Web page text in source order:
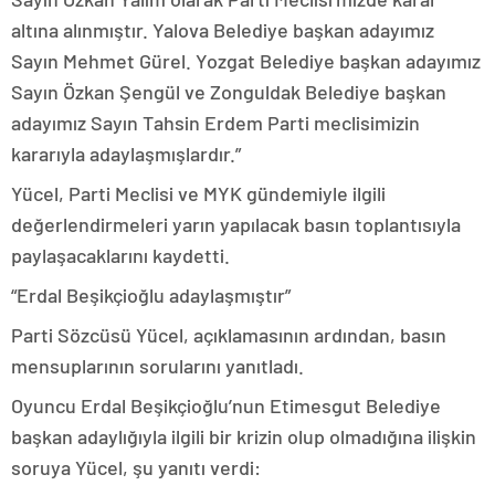
altına alınmıştır. Yalova Belediye başkan adayımız
Sayın Mehmet Gürel. Yozgat Belediye başkan adayımız
Sayın Özkan Şengül ve Zonguldak Belediye başkan
adayımız Sayın Tahsin Erdem Parti meclisimizin
kararıyla adaylaşmışlardır.”
Yücel, Parti Meclisi ve MYK gündemiyle ilgili
değerlendirmeleri yarın yapılacak basın toplantısıyla
paylaşacaklarını kaydetti.
“Erdal Beşikçioğlu adaylaşmıştır”
Parti Sözcüsü Yücel, açıklamasının ardından, basın
mensuplarının sorularını yanıtladı.
Oyuncu Erdal Beşikçioğlu’nun Etimesgut Belediye
başkan adaylığıyla ilgili bir krizin olup olmadığına ilişkin
soruya Yücel, şu yanıtı verdi: